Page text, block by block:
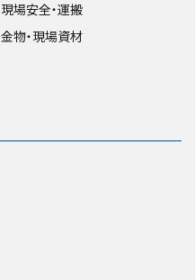
現場安全・運搬
金物・現場資材